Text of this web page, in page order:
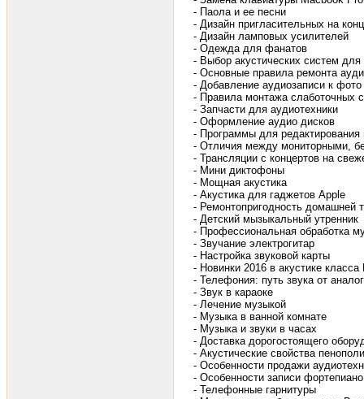
- Паола и ее песни
- Дизайн пригласительных на
- Дизайн ламповых усилителей
- Одежда для фанатов
- Выбор акустических систем
- Основные правила ремонта
- Добавление аудиозаписи к
- Правила монтажа слаботочных
- Запчасти для аудиотехники
- Оформление аудио дисков
- Программы для
- Отличия между мониторными,
- Трансляции с концертов на
- Мини диктофоны
- Мощная акустика
- Акустика для гаджетов Apple
- Ремонтопригодность домашней
- Детский мызыкальный утренник
- Профессиональная обработка
- Звучание электрогитар
- Настройка звуковой карты
- Новинки 2016 в акустике класса
- Телефония: путь звука от
- Звук в караоке
- Лечение музыкой
- Музыка в ванной комнате
- Музыка и звуки в часах
- Доставка дорогостоящего
- Акустические свойства
- Особенности продажи
- Особенности записи фортепиано
- Телефонные гарнитуры